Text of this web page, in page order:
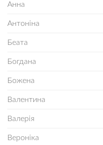
Анна
Антоніна
Беата
Богдана
Божена
Валентина
Валерія
Вероніка